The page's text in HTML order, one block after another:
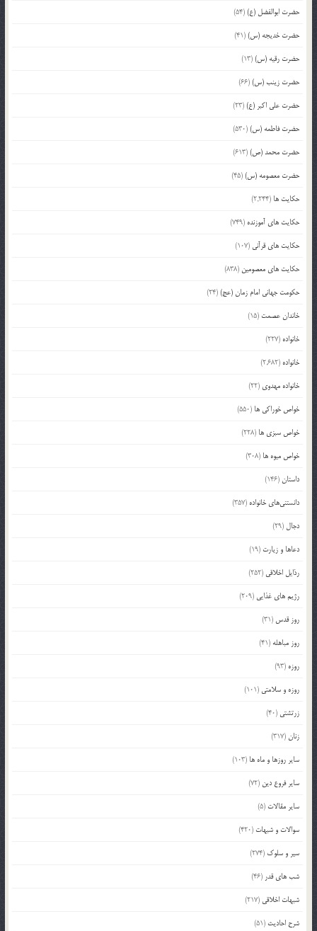
حضرت ابوالفضل (ع)(54)
حضرت خدیجه (س)(41)
حضرت رقیه (س)(13)
حضرت زینب (س)(66)
حضرت علی اکبر (ع)(23)
حضرت فاطمه (س)(530)
حضرت محمد (ص)(613)
حضرت معصومه (س)(45)
حکایت ها (2,244)
حکایت های آموزنده (749)
حکایت های قرآنی (107)
حکایت های معصومین (838)
حکومت جهانی امام زمان (عج)(24)
خاندان عصمت (15)
خانواده (227)
خانواده (2,682)
خانواده مهدوی (22)
خواص خوراکی ها (550)
خواص سبزی ها (228)
خواص میوه ها (308)
داستان(146)
دانستنی‌های خانواده (357)
دجال (29)
دعاها و زیارت (19)
رذایل اخلاقی (252)
رژیم های غذایی (209)
روز قدس (31)
روز مباهله (41)
روزه (93)
روزه و سلامتی (101)
زرتشتی (40)
زنان(317)
سایر روزها و ماه ها (103)
سایر فروع دین (72)
سایر مقالات (5)
سوالات و شبهات (420)
سیر و سلوک (274)
شب های قدر (46)
شبهات اخلاقی (217)
شرح احادیث (51)